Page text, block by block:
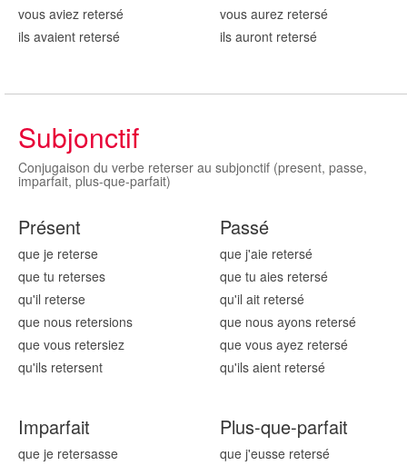
vous aviez retersé
ils avaient retersé
vous aurez retersé
ils auront retersé
Subjonctif
Conjugaison du verbe reterser au subjonctif (present, passe,
imparfait, plus-que-parfait)
Présent
que je reterse
que tu reterses
qu'il reterse
que nous retersions
que vous retersiez
qu'ils retersent
Passé
que j'aie retersé
que tu aies retersé
qu'il ait retersé
que nous ayons retersé
que vous ayez retersé
qu'ils aient retersé
Imparfait
que je retersasse
Plus-que-parfait
que j'eusse retersé